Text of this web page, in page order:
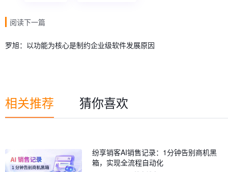
阅读下一篇
罗旭：以功能为核心是制约企业级软件发展原因
相关推荐 猜你喜欢
纷享销客AI销售记录：1分钟告别商机黑
箱，实现全流程自动化